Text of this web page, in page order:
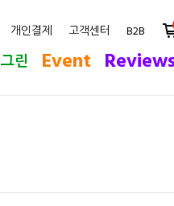
개인결제 고객센터 B2B
그린 Event